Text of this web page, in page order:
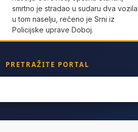
smrtno je stradao u sudaru dva vozila
u tom naselju, rečeno je Srni iz
Policijske uprave Doboj.
PRETRAŽITE PORTAL